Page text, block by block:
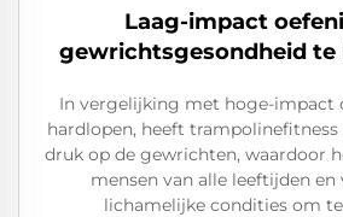
Laag-impact
gewrichtsgesondheid te
In vergelijking met hoge-impact
hardlopen, heeft
druk op de gewrichten, waardoor
mensen van alle leeftijden en
lichamelijke condities om